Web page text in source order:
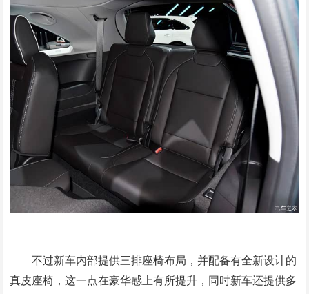
不过新车内部提供三排座椅布局，并配备有全新设计的
真皮座椅，这一点在豪华感上有所提升，同时新车还提供多